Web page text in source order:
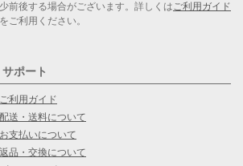
少前後する場合がございます。詳しくはご利用ガイド
をご利用ください。
サポート
ご利用ガイド
配送・送料について
お支払いについて
返品・交換について